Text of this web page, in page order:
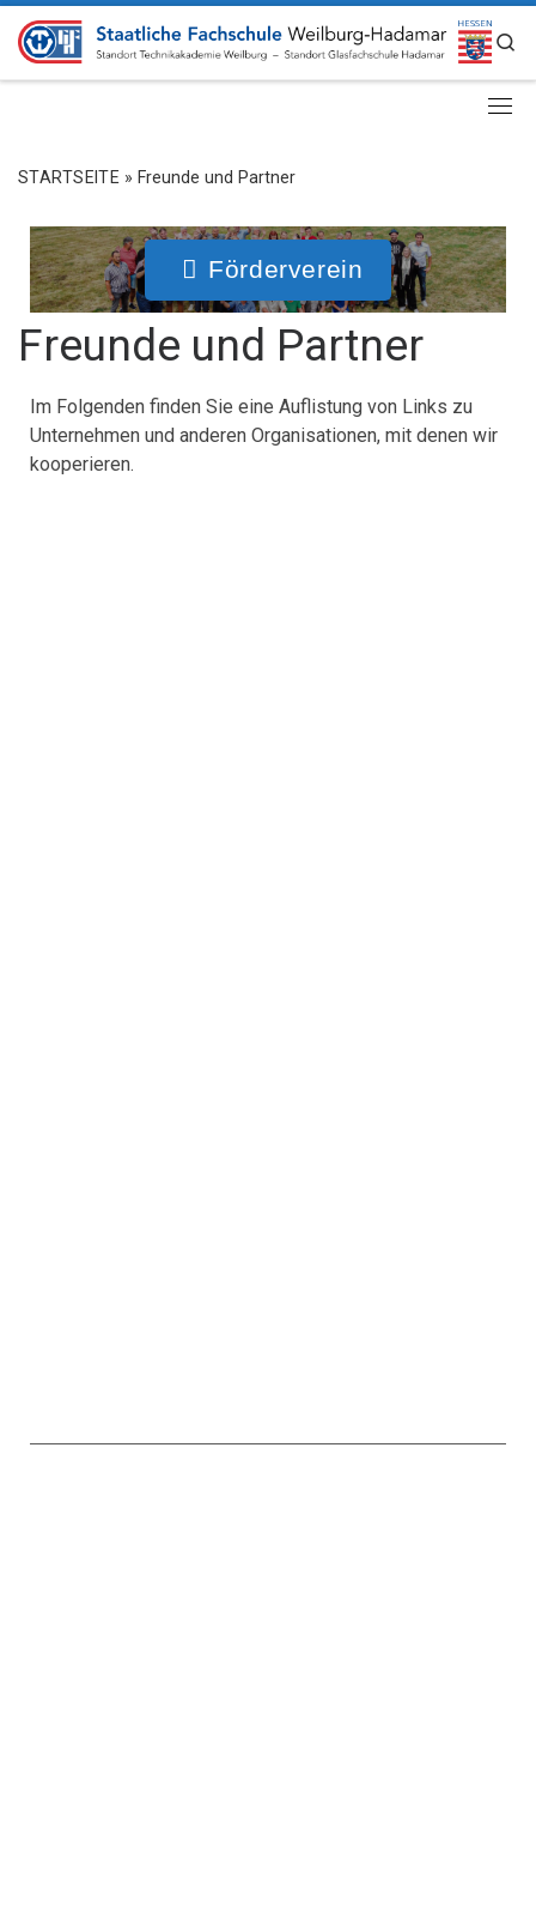
ZUM INHALT SPRINGEN
STARTSEITE » Freunde und Partner
Förderverein
Freunde und Partner
Im Folgenden finden Sie eine Auflistung von Links zu
Unternehmen und anderen Organisationen, mit denen wir
kooperieren.